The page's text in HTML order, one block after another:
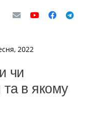
2022
чи
та в якому